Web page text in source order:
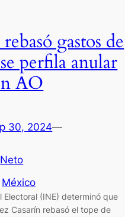
gastos de
perfila anular
AO
30, 2024—
Neto
México
Electoral (INE) determinó que
Casarín rebasó el tope de